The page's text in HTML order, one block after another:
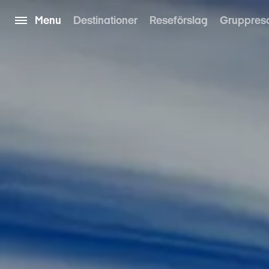
Menu Destinationer Reseförslag